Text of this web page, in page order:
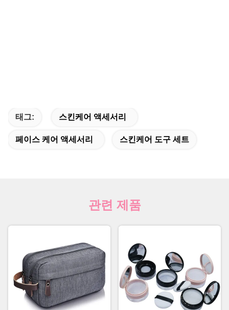
태그: 스킨케어 액세서리
페이스 케어 액세서리 스킨케어 도구 세트
관련 제품